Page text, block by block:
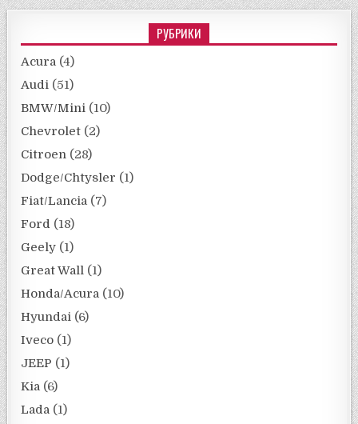
РУБРИКИ
Acura (4)
Audi (51)
BMW/Mini (10)
Chevrolet (2)
Citroen (28)
Dodge/Chtysler (1)
Fiat/Lancia (7)
Ford (18)
Geely (1)
Great Wall (1)
Honda/Acura (10)
Hyundai (6)
Iveco (1)
JEEP (1)
Kia (6)
Lada (1)